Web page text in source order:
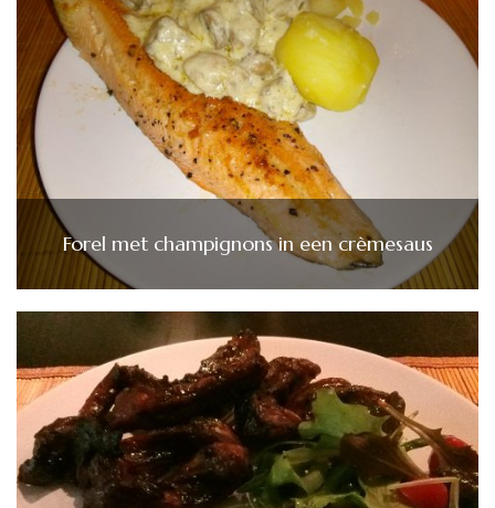
Forel met champignons in een crèmesaus